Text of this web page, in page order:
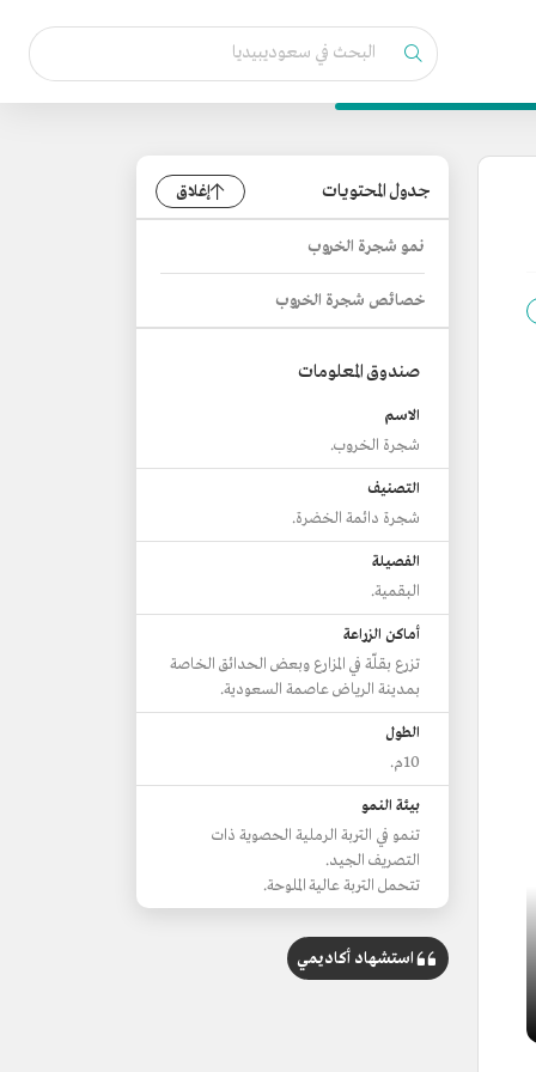
جدول المحتويات إغلاق
نمو شجرة الخروب
خصائص شجرة الخروب
صندوق المعلومات
الاسم
شجرة الخروب.
التصنيف
شجرة دائمة الخضرة.
الفصيلة
البقمية.
أماكن الزراعة
تزرع بقلّة في المزارع وبعض الحدائق الخاصة
بمدينة الرياض عاصمة السعودية.
الطول
10م.
بيئة النمو
تنمو في التربة الرملية الحصوية ذات
التصريف الجيد.
تتحمل التربة عالية الملوحة.
استشهاد أكاديمي